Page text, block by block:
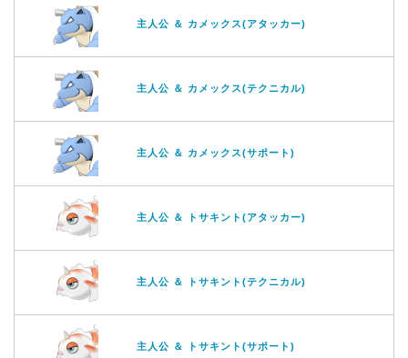
主人公 ＆ カメックス(アタッカー)
主人公 ＆ カメックス(テクニカル)
主人公 ＆ カメックス(サポート)
主人公 ＆ トサキント(アタッカー)
主人公 ＆ トサキント(テクニカル)
主人公 ＆ トサキント(サポート)